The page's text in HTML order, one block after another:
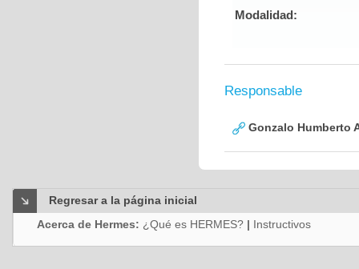
Modalidad:
Responsable
Gonzalo Humberto
Regresar a la página inicial
Acerca de Hermes: ¿Qué es HERMES? | Instructivos